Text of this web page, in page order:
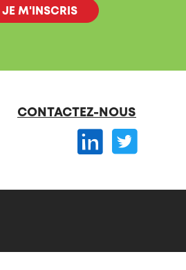
CONTACTEZ-NOUS